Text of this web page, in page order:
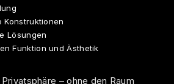
Konstruktionen
Lösungen
Funktion und Ästhetik
– ohne den Raum